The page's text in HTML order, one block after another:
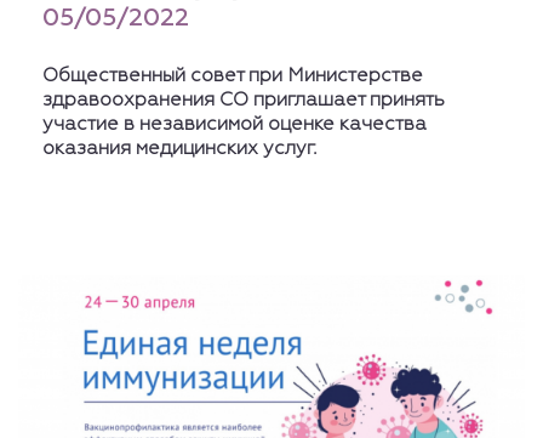
05/05/2022
Общественный совет при Министерстве
здравоохранения СО приглашает принять
участие в независимой оценке качества
оказания медицинских услуг.